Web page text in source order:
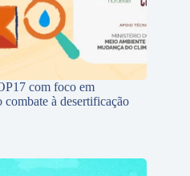
com foco em
combate à desertificação